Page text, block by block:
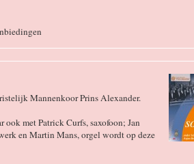
Mannenkoor Prins Alexander.
ook met Patrick Curfs, saxofoon; Jan
en Martin Mans, orgel wordt op deze